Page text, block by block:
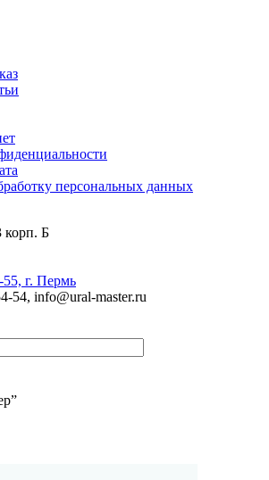
персональных данных
корп. Б
г. Пермь
54, info@ural-master.ru